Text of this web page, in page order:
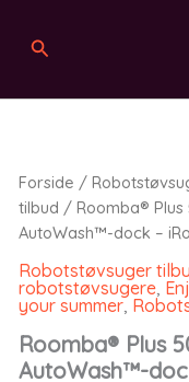
Søg
Forside /
tilbud / Roomba®
AutoWash™-dock –
Robotstøvsuger
robotstøvsugere,
your summer,
Roomba® Plus
AutoWash™-